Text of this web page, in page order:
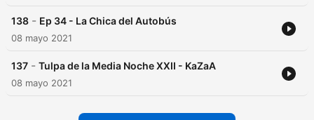
138 - Ep 34 - La Chica del Autobús
08 mayo 2021
137 - Tulpa de la Media Noche XXII - KaZaA
08 mayo 2021